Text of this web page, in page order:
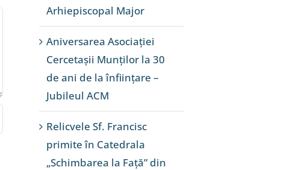
Arhiepiscopal Major
Aniversarea Asociației
Cercetașii Munților la 30
de ani de la înființare –
Jubileul ACM
Relicvele Sf. Francisc
primite în Catedrala
„Schimbarea la Față” din